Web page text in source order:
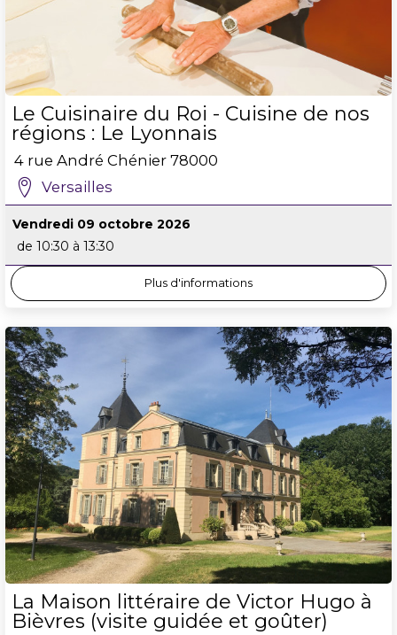
Le Cuisinaire du Roi - Cuisine de nos
régions : Le Lyonnais
4 rue André Chénier 78000
Versailles
Vendredi 09 octobre 2026
de 10:30 à 13:30
Plus d'informations
La Maison littéraire de Victor Hugo à
Bièvres (visite guidée et goûter)